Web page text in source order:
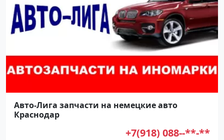
Авто-Лига запчасти на немецкие авто
Краснодар
+7(918) 088--**-**